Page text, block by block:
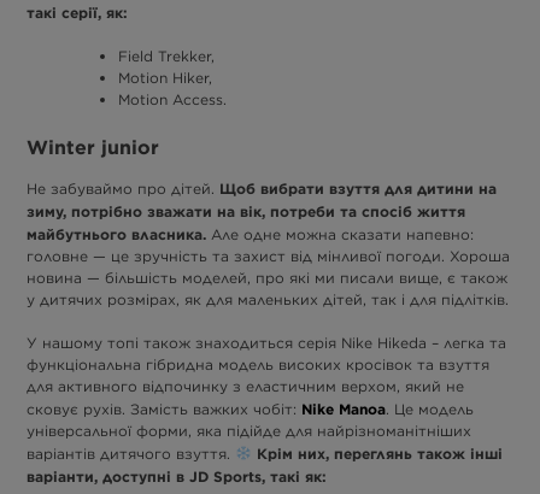
такі серії, як:
Field Trekker,
Motion Hiker,
Motion Access.
Winter junior
Не забуваймо про дітей. Щоб вибрати взуття для дитини на
зиму, потрібно зважати на вік, потреби та спосіб життя
майбутнього власника. Але одне можна сказати напевно:
головне — це зручність та захист від мінливої погоди. Хороша
новина — більшість моделей, про які ми писали вище, є також
у дитячих розмірах, як для маленьких дітей, так і для підлітків.
У нашому топі також знаходиться серія Nike Hikeda – легка та
функціональна гібридна модель високих кросівок та взуття
для активного відпочинку з еластичним верхом, який не
сковує рухів. Замість важких чобіт: Nike Manoa. Це модель
універсальної форми, яка підійде для найрізноманітніших
варіантів дитячого взуття.
Крім них, переглянь також інші
варіанти, доступні в JD Sports, такі як: